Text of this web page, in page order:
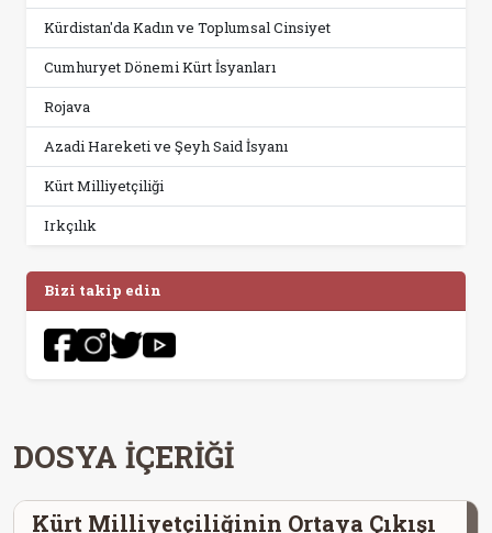
Kürdistan'da Kadın ve Toplumsal Cinsiyet
Cumhuryet Dönemi Kürt İsyanları
Rojava
Azadi Hareketi ve Şeyh Said İsyanı
Kürt Milliyetçiliği
Irkçılık
Bizi takip edin
DOSYA İÇERİĞİ
Kürt Milliyetçiliğinin Ortaya Çıkışı